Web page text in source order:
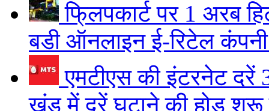
फि्लपकार्ट पर 1 अरब
बडी ऑनलाइन ई-रिटेल कंपनी
एमटीएस की इंटरनेट
खंड में दरें घटाने की हो़ड